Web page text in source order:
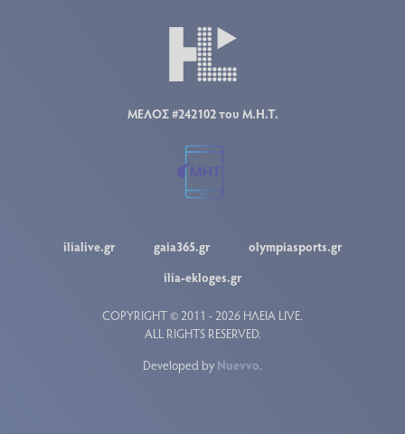
ΜΕΛΟΣ #242102 του Μ.Η.Τ.
ilialive.gr gaia365.gr
olympiasports.gr
ilia-ekloges.gr
COPYRIGHT © 2011 - 2026 ΗΛΕΙΑ LIVE.
ALL RIGHTS RESERVED.
Developed by Nuevvo.